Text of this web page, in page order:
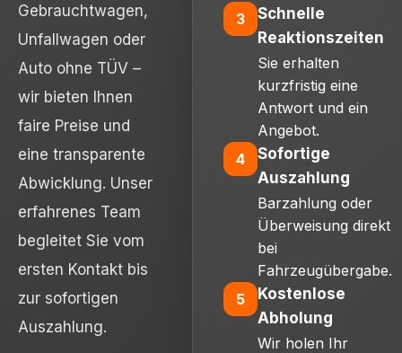
Gebrauchtwagen,
Unfallwagen oder
Auto ohne TÜV –
wir bieten Ihnen
faire Preise und
eine transparente
Abwicklung. Unser
erfahrenes Team
begleitet Sie vom
ersten Kontakt bis
zur sofortigen
Auszahlung.
3
Schnelle
Reaktionszeiten
Sie erhalten
kurzfristig eine
Antwort und ein
Angebot.
4
Sofortige
Auszahlung
Barzahlung oder
Überweisung direkt
bei
Fahrzeugübergabe.
5
Kostenlose
Abholung
Wir holen Ihr